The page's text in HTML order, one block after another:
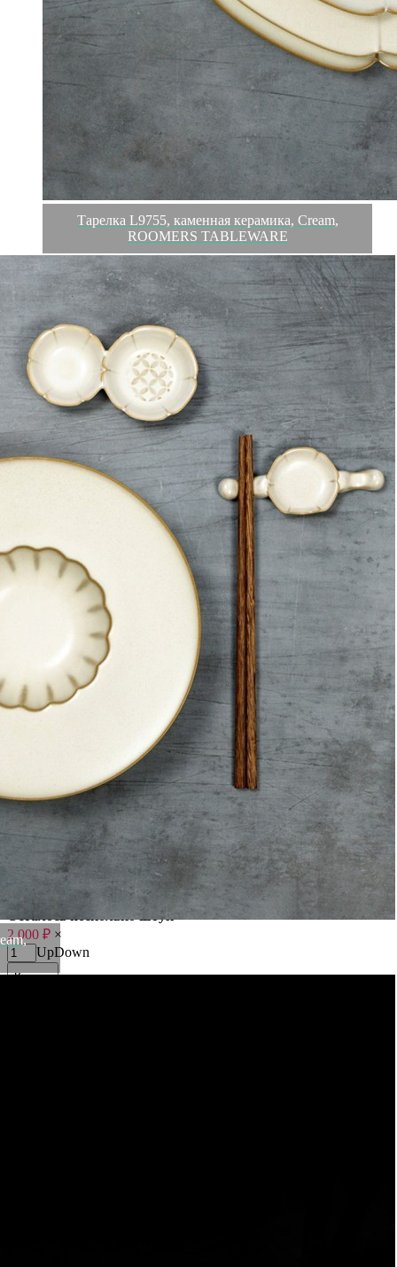
Тарелка L9755, каменная керамика, Cream,
ROOMERS TABLEWARE
Характеристики
Отзывы0
ROOMERS - это воплощение всего самого лучшего в мире
профессиональной посуды, предметов сервировки,
аксессуаров и декора.
Все коллекции посуды от бренда ROOMERS адаптированы
для использования в ресторанном бизнесе, идеально
сочетаются и гармонично смотрятся в различных концепциях.
Вся посуда ROOMERS выдерживает длительную
интенсивную эксплуатацию. Посуда ROOMERS вдохновляет
рестораторов и шеф-поваров по всему миру. Это уникальный
продукт, наполненный особой атмосферой и обладающий
индивидуальным стилем.
Материал: каменная керамика .
0.146 кг
Высота
2.6 см
Ширина
10.3 см
Материал
каменная керамика
Посуда
Размеры
10.3/10.3/2.6
Бренд
ROOMERS TABLEWARE
Рассказать друзьям!
Купить Тарелка L9755, каменная керамика, Cream, ROOMERS
TABLEWARE
Артикул:
RMRS-L9755(U)
Осталось несколько штук
2 000 ₽ ×
UpDown
Купить